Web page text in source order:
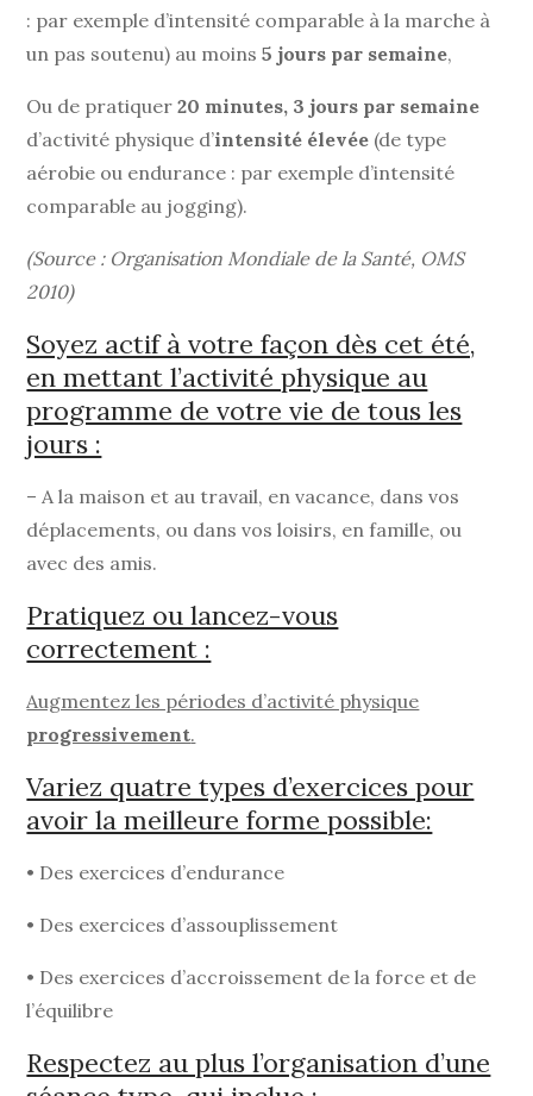
: par exemple d’intensité comparable à la marche à
un pas soutenu) au moins5 jours par semaine,
Ou de pratiquer20 minutes, 3 jours par semaine
d’activité physique d’intensité élevée (de type
aérobie ou endurance : par exemple d’intensité
comparable au jogging).
(Source : Organisation Mondiale de la Santé, OMS
2010)
Soyez actif à votre façon dès cet été,
en mettant l’activité physique au
programme de votre vie de tous les
jours :
– A la maison et au travail, en vacance, dans vos
déplacements, ou dans vos loisirs, en famille, ou
avec des amis.
Pratiquez ou lancez-vous
correctement :
Augmentez les périodes d’activité physique
progressivement.
Variez quatre types d’exercices pour
avoir la meilleure forme possible:
• Des exercices d’endurance
• Des exercices d’assouplissement
• Des exercices d’accroissement de la force et de
l’équilibre
Respectez au plus l’organisation d’une